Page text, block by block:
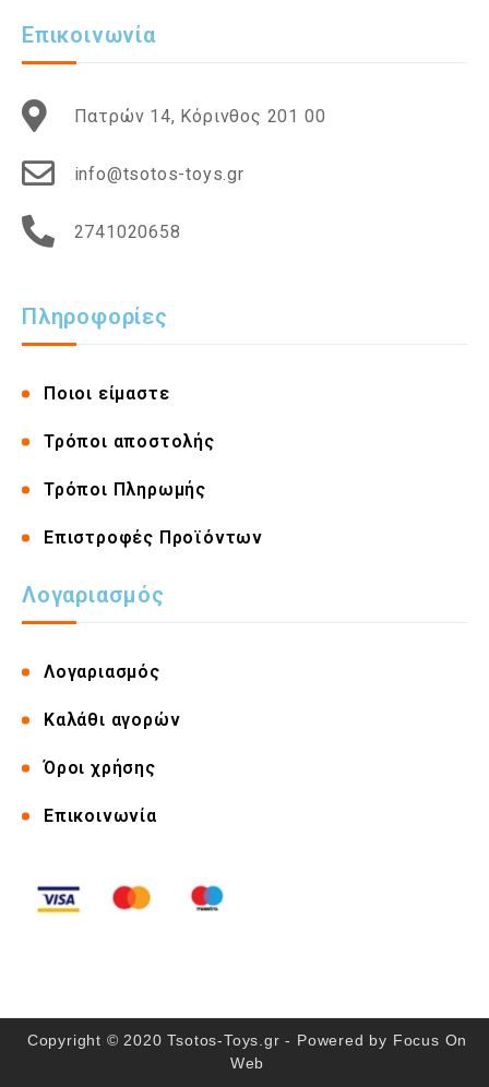
Επικοινωνία
Πατρών 14, Κόρινθος 201 00
info@tsotos-toys.gr
2741020658
Πληροφορίες
Ποιοι είμαστε
Τρόποι αποστολής
Τρόποι Πληρωμής
Επιστροφές Προϊόντων
Λογαριασμός
Λογαριασμός
Καλάθι αγορών
Όροι χρήσης
Επικοινωνία
Copyright © 2020 Tsotos-Toys.gr - Powered by Focus On
Web